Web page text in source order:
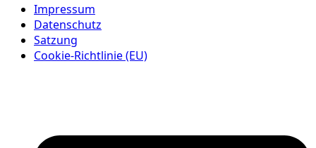
Impressum
Datenschutz
Satzung
Cookie-Richtlinie (EU)